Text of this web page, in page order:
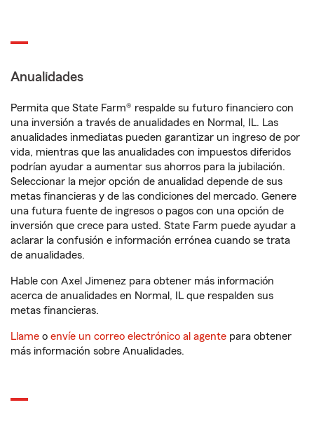
Anualidades
Permita que State Farm® respalde su futuro financiero con
una inversión a través de anualidades en Normal, IL. Las
anualidades inmediatas pueden garantizar un ingreso de por
vida, mientras que las anualidades con impuestos diferidos
podrían ayudar a aumentar sus ahorros para la jubilación.
Seleccionar la mejor opción de anualidad depende de sus
metas financieras y de las condiciones del mercado. Genere
una futura fuente de ingresos o pagos con una opción de
inversión que crece para usted. State Farm puede ayudar a
aclarar la confusión e información errónea cuando se trata
de anualidades.
Hable con Axel Jimenez para obtener más información
acerca de anualidades en Normal, IL que respalden sus
metas financieras.
Llame o envíe un correo electrónico al agente para obtener
más información sobre Anualidades.